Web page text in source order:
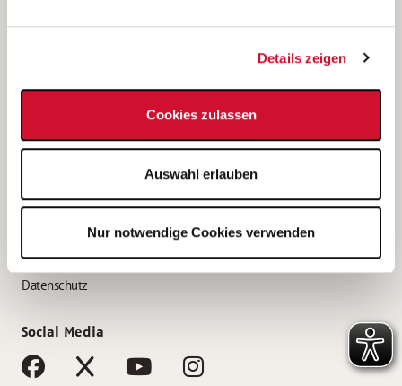
Details zeigen
Cookies zulassen
Auswahl erlauben
Nur notwendige Cookies verwenden
Bewerbung als Altenpflegehelfer*in
Bewerbung als Erzieher*in
AWO Gliederungen nach Bundesland
Impressum
Datenschutz
Social Media